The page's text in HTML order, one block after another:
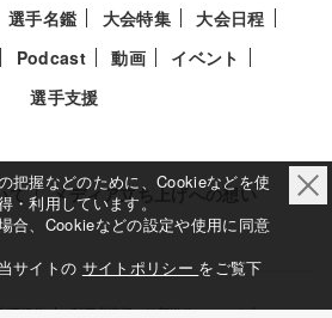
選手名鑑 大会特集
大会日程
Podcast 動画
イベント
選手支援
て メディア立ち上げへの想い
用規約 利用者情報の外部送信について
把握などのために、Cookieなどを使
・利用しています。
合、Cookieなどの設定や使用に同意
サイトの サイトポリシー をご覧下